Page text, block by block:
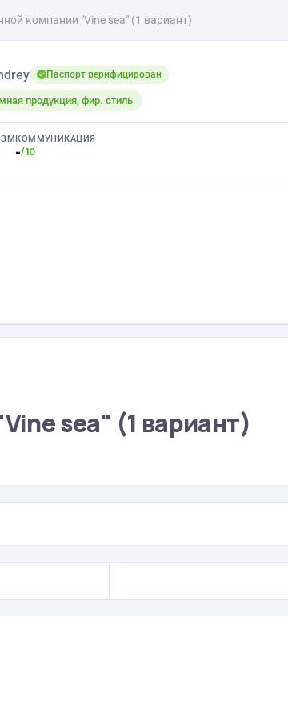
компании "Vine sea" (1 вариант)
Паспорт верифицирован
продукция, фир. стиль
КОММУНИКАЦИЯ
-/10
sea" (1 вариант)